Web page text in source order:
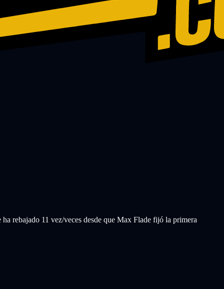
rebajado 11 vez/veces desde que Max Flade fijó la primera